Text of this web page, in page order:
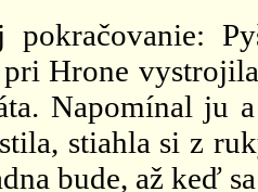
Hrone
Napomínal ju
stiahla si z
bude, až keď